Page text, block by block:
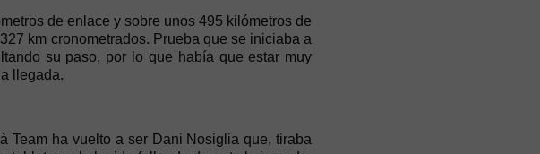
de enlace y sobre unos 495 kilómetros de
km cronometrados. Prueba que se iniciaba a
su paso, por lo que había que estar muy
llegada.
Team ha vuelto a ser Dani Nosiglia que, tiraba